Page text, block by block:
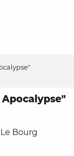
Bourg